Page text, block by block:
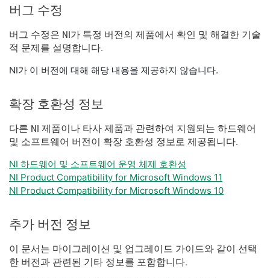
버그 수정
버그 수정은 NI가 특정 버전의 제품에서 확인 및 해결한 기술
적 문제를 설명합니다.
NI가 이 버전에 대해 해당 내용을 제공하지 않습니다.
확장 호환성 정보
다른 NI 제품이나 타사 제품과 관련하여 지원되는 하드웨어
및 소프트웨어 버전이 확장 호환성 정보로 제공됩니다.
NI 하드웨어 및 소프트웨어 운영 체제 호환성
NI Product Compatibility for Microsoft Windows 11
NI Product Compatibility for Microsoft Windows 10
추가 버전 정보
이 문서는 마이그레이션 및 업그레이드 가이드와 같이 선택
한 버전과 관련된 기타 정보를 포함합니다.